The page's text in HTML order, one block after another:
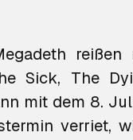
reißen
Sick, The
mit dem 8.
verriet,